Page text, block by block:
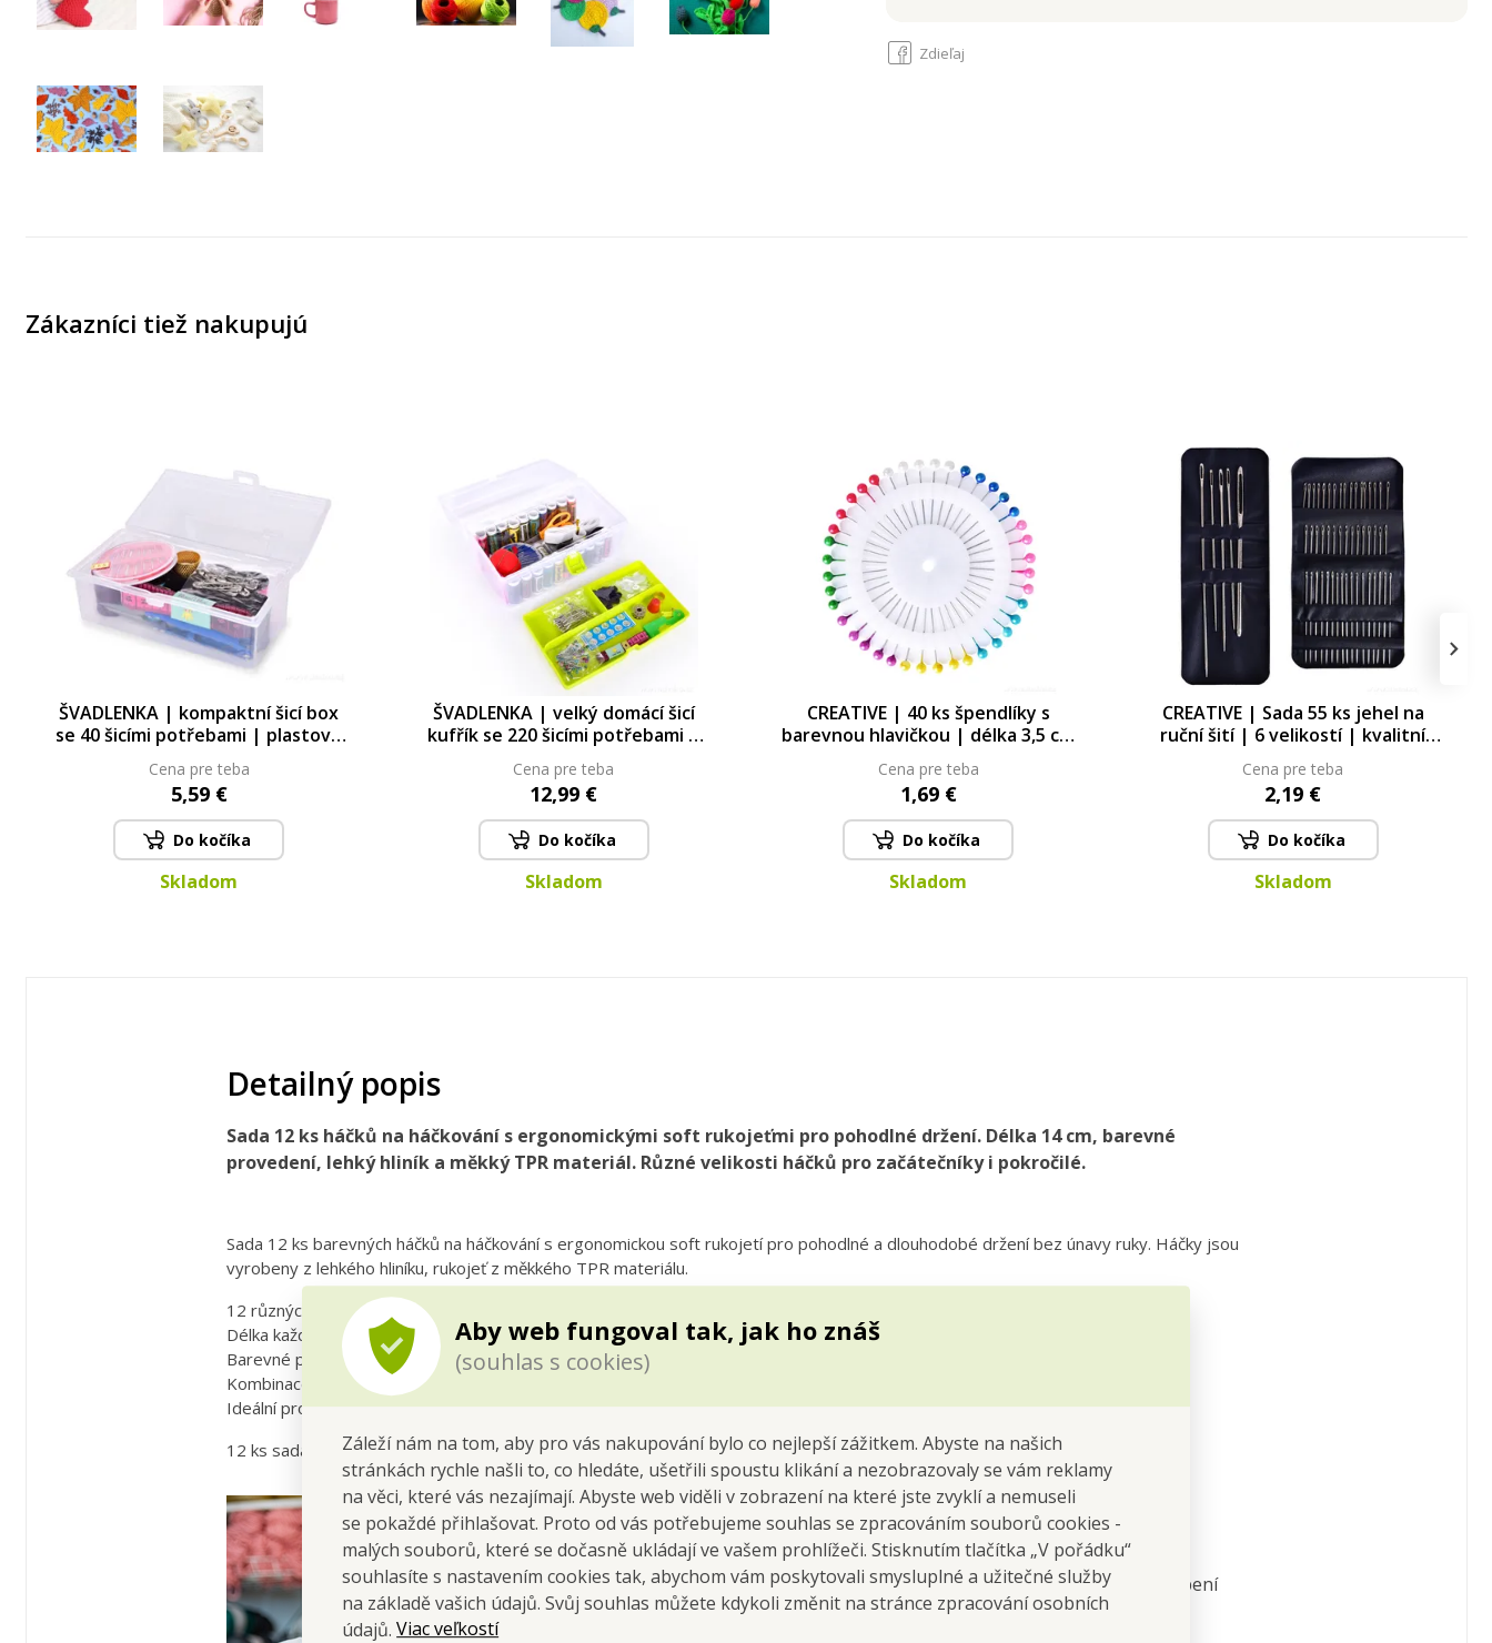
Aby web fungoval tak, jak ho znáš
(souhlas s cookies)
Záleží nám na tom, aby pro vás nakupování bylo co nejlepší zážitkem. Abyste na našich
stránkách rychle našli to, co hledáte, ušetřili spoustu klikání a nezobrazovaly se vám reklamy
na věci, které vás nezajímají. Abyste web viděli v zobrazení na které jste zvyklí a nemuseli
se pokaždé přihlašovat. Proto od vás potřebujeme souhlas se zpracováním souborů cookies -
malých souborů, které se dočasně ukládají ve vašem prohlížeči. Stisknutím tlačítka „V pořádku“
souhlasíte s nastavením cookies tak, abychom vám poskytovali smysluplné a užitečné služby
na základě vašich údajů. Svůj souhlas můžete kdykoli změnit na stránce zpracování osobních
údajů.Viac veľkostí
Zdieľaj
Zákazníci tiež nakupujú
ŠVADLENKA | kompaktní šicí box
se 40 šicími potřebami | plastové
pouzdro s uchem | 12 cm
Cena pre teba
5,59 €
Do kočíka
Skladom
ŠVADLENKA | velký domácí šicí
kufřík se 220 šicími potřebami |
plastový box s uchem | 21 cm
Cena pre teba
12,99 €
Do kočíka
Skladom
CREATIVE | 40 ks špendlíky s
barevnou hlavičkou | délka 3,5 cm
| v praktickém pouzdře
Cena pre teba
1,69 €
Do kočíka
Skladom
CREATIVE | Sada 55 ks jehel na
ruční šití | 6 velikostí | kvalitní
Cena pre teba
2,19 €
Do kočíka
Skladom
›
Detailný popis
Sada 12 ks háčků na háčkování s ergonomickými soft rukojeťmi pro pohodlné držení. Délka 14 cm, barevné
provedení, lehký hliník a měkký TPR materiál. Různé velikosti háčků pro začátečníky i pokročilé.
Sada 12 ks barevných háčků na háčkování s ergonomickou soft rukojetí pro pohodlné a dlouhodobé držení bez únavy ruky. Háčky jsou
vyrobeny z lehkého hliníku, rukojeť z měkkého TPR materiálu.
12 různých velikostí háčků
Délka každého háčku: cca 14 cm
Barevné provedení pro snadné rozlišení velikostí
Kombinace: kovové hroty (hliník) + soft rukojeti (TPR)
Ideální pro začátečníky i pokročilé. Perfektní sada pro všechny nadšence do ručních prací.
12 ks sada barevných háčků na háčkování, délka 14 cm. Kombinace hliníku a soft TPR, mix. barev
SADA KOVOVÝCH HÁČKŮ
ERGONOMICKÁ soft rukojeť pro pohodlné uchopení